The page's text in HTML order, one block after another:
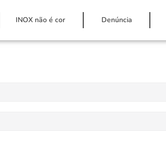
INOX não é cor Denúncia